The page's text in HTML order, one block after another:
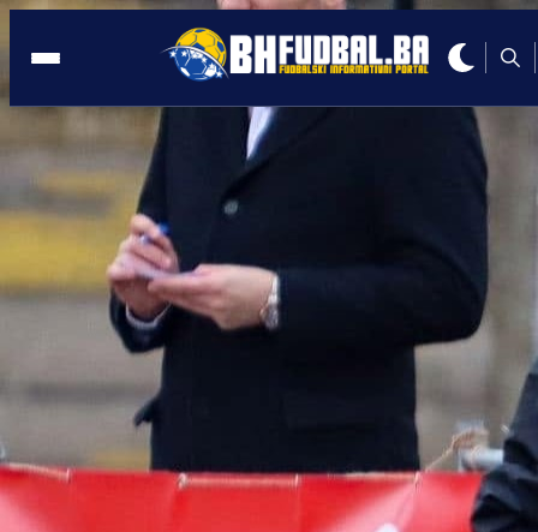
22:06, 13.01.2026
Bivši igrač Želje najavio veliko
Bivši reprezentativac BiH stiže na
Grbavicu!